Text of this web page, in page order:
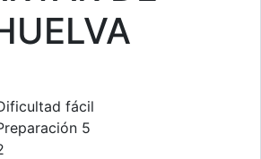
fácil
5